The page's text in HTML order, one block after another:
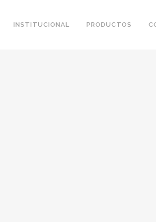
INSTITUCIONAL PRODUCTOS